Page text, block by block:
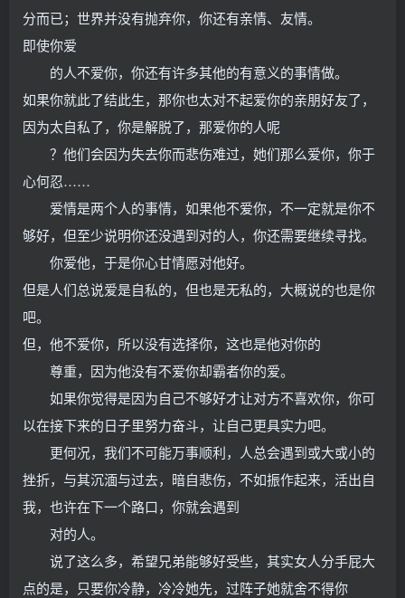
分而已；世界并没有抛弃你，你还有亲情、友情。
即使你爱
的人不爱你，你还有许多其他的有意义的事情做。
如果你就此了结此生，那你也太对不起爱你的亲朋好友了，
因为太自私了，你是解脱了，那爱你的人呢
？他们会因为失去你而悲伤难过，她们那么爱你，你于
心何忍……
爱情是两个人的事情，如果他不爱你，不一定就是你不
够好，但至少说明你还没遇到对的人，你还需要继续寻找。
你爱他，于是你心甘情愿对他好。
但是人们总说爱是自私的，但也是无私的，大概说的也是你
吧。
但，他不爱你，所以没有选择你，这也是他对你的
尊重，因为他没有不爱你却霸者你的爱。
如果你觉得是因为自己不够好才让对方不喜欢你，你可
以在接下来的日子里努力奋斗，让自己更具实力吧。
更何况，我们不可能万事顺利，人总会遇到或大或小的
挫折，与其沉湎与过去，暗自悲伤，不如振作起来，活出自
我，也许在下一个路口，你就会遇到
对的人。
说了这么多，希望兄弟能够好受些，其实女人分手屁大
点的是，只要你冷静，冷冷她先，过阵子她就舍不得你